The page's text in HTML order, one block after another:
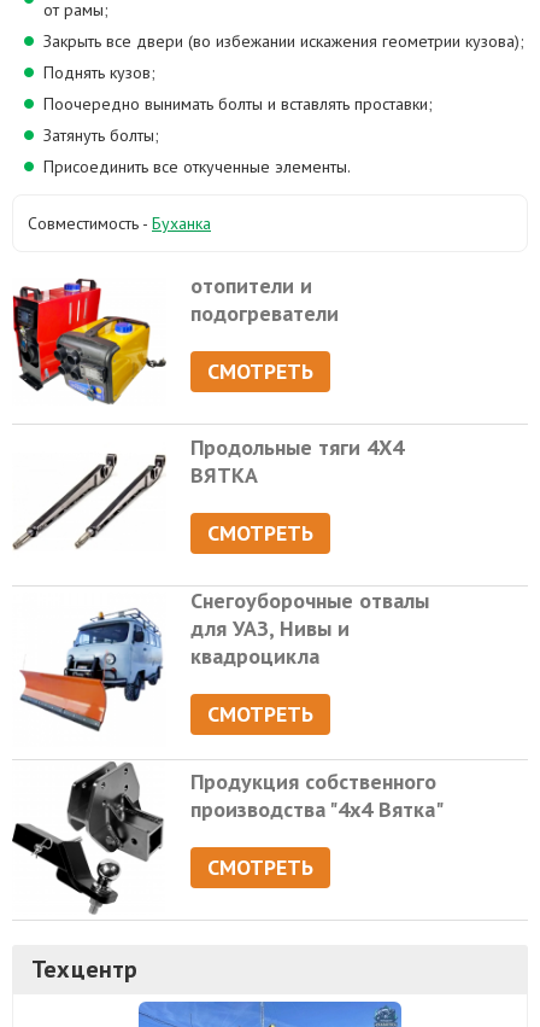
от рамы;
Закрыть все двери (во избежании искажения геометрии кузова);
Поднять кузов;
Поочередно вынимать болты и вставлять проставки;
Затянуть болты;
Присоединить все откученные элементы.
Совместимость - Буханка
отопители и
подогреватели
СМОТРЕТЬ
Продольные тяги 4Х4
ВЯТКА
СМОТРЕТЬ
Снегоуборочные отвалы
для УАЗ, Нивы и
квадроцикла
СМОТРЕТЬ
Продукция собственного
производства "4х4 Вятка"
СМОТРЕТЬ
Техцентр